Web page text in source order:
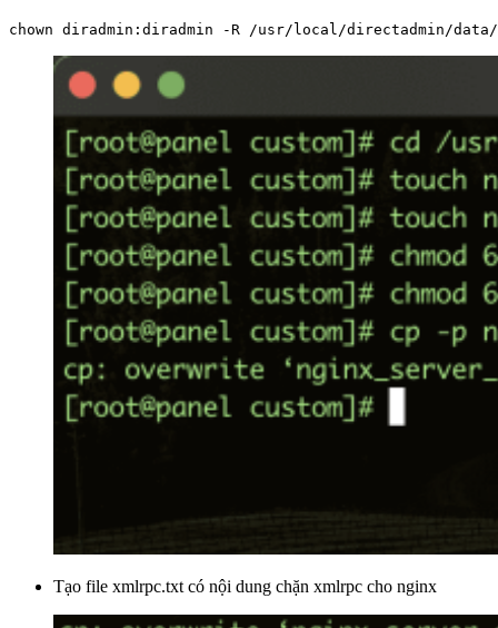
chown diradmin:diradmin -R /usr/local/directadmin/data/
Tạo file xmlrpc.txt có nội dung chặn xmlrpc cho nginx